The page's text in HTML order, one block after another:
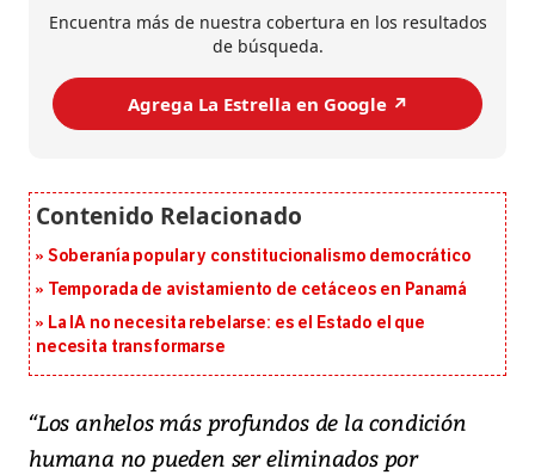
Encuentra más de nuestra cobertura en los resultados
de búsqueda.
Agrega La Estrella en Google ↗️
Soberanía popular y constitucionalismo democrático
Temporada de avistamiento de cetáceos en Panamá
La IA no necesita rebelarse: es el Estado el que
necesita transformarse
“Los anhelos más profundos de la condición
humana no pueden ser eliminados por